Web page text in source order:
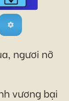
ngươi nỡ
vương bại